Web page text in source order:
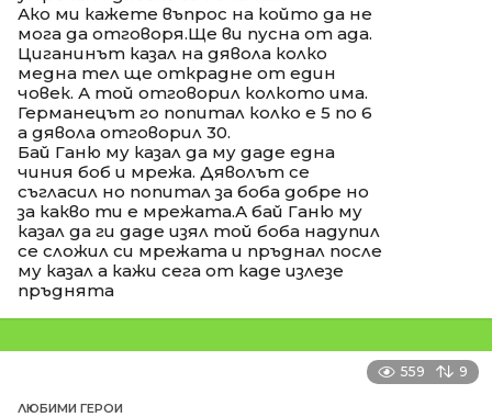
Ако ми кажете въпрос на който да не
мога да отговоря.Ще ви пусна от ада.
Циганинът казал на дявола колко
медна тел ще открадне от един
човек. А той отговорил колкото има.
Германецът го попитал колко е 5 по 6
а дявола отговорил 30.
Бай Ганю му казал да му даде една
чиния боб и мрежа. Дяволът се
съгласил но попитал за боба добре но
за какво ти е мрежата.А бай Ганю му
казал да ги даде изял той боба надупил
се сложил си мрежата и пръднал после
му казал а кажи сега от каде излезе
пръднята
559 9
ЛЮБИМИ ГЕРОИ